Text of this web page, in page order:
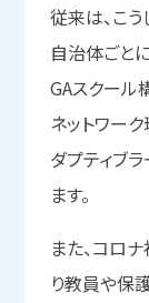
従来は、こ
自治体ごと
GAスクール
ネットワー
ダプティブ
ます。
また、コロ
り教員や保